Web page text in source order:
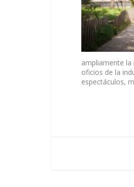
ampliamente
oficios de la
espectáculos,